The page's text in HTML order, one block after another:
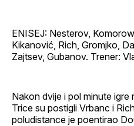
ENISEJ: Nesterov,
Kikanović, Rich, Gromjko,
Zajtsev, Gubanov. Trener:
Nakon dvije i pol minute
Trice su postigli Vrbanc i
poludistance je poentirao